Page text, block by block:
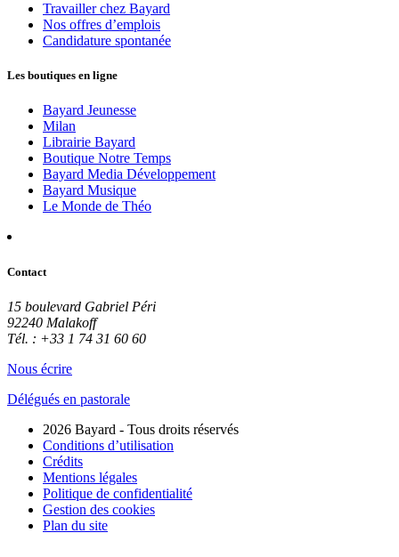
Travailler chez Bayard
Nos offres d’emplois
Candidature spontanée
Les boutiques en ligne
Bayard Jeunesse
Milan
Librairie Bayard
Boutique Notre Temps
Bayard Media Développement
Bayard Musique
Le Monde de Théo
Contact
15 boulevard Gabriel Péri
92240 Malakoff
Tél. : +33 1 74 31 60 60
Nous écrire
Délégués en pastorale
2026 Bayard - Tous droits réservés
Conditions d’utilisation
Crédits
Mentions légales
Politique de confidentialité
Gestion des cookies
Plan du site